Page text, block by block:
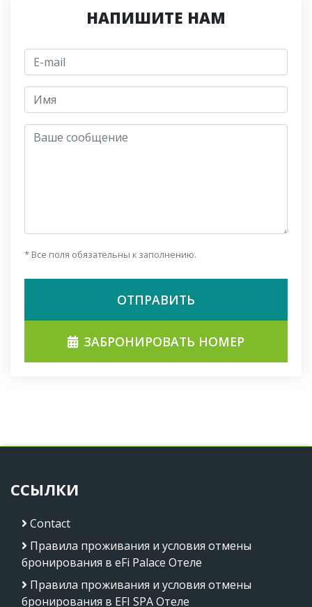
НАПИШИТЕ НАМ
E-mail
jmeno
Ваше сообщение
* Все поля обязательны к заполнению.
ОТПРАВИТЬ
ЗАБРОНИРОВАТЬ НОМЕР
ССЫЛКИ
Contact
Правила проживания и условия отмены
бронирования в eFi Palace Отеле
Правила проживания и условия отмены
бронирования в EFI SPA Отеле